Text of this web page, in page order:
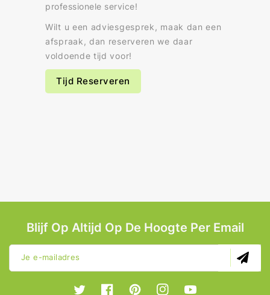
professionele service!
Wilt u een adviesgesprek, maak dan een
afspraak, dan reserveren we daar
voldoende tijd voor!
Tijd Reserveren
Blijf Op Altijd Op De Hoogte Per Email
Je e-mailadres